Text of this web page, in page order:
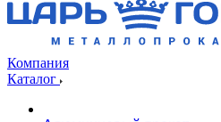
Компания
Каталог